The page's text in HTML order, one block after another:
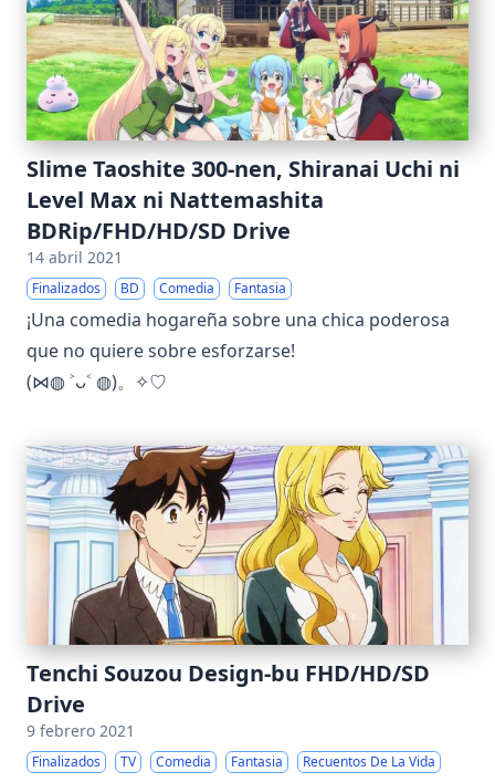
Slime Taoshite 300-nen, Shiranai Uchi ni
Level Max ni Nattemashita
BDRip/FHD/HD/SD Drive
14 abril 2021
Finalizados BD Comedia Fantasia
¡Una comedia hogareña sobre una chica poderosa
que no quiere sobre esforzarse!
(⋈◍ ˃ᴗ˂ ◍)。✧♡
Tenchi Souzou Design-bu FHD/HD/SD
Drive
9 febrero 2021
Finalizados TV Comedia Fantasia
Recuentos De La Vida